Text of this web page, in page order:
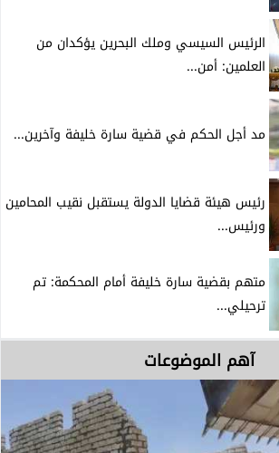
الرئيس السيسي وملك البحرين يؤكدان من
العلمين: أمن...
مد أجل الحكم في قضية سارة خليفة وآخرين...
رئيس هيئة قضايا الدولة يستقبل نقيب المحامين
ورئيس...
متهم بقضية سارة خليفة أمام المحكمة: تم
ترحيلي...
آهم الموضوعات